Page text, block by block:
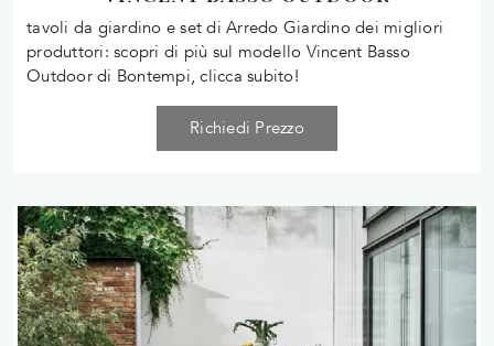
tavoli da giardino e set di Arredo Giardino dei migliori
produttori: scopri di più sul modello Vincent Basso
Outdoor di Bontempi, clicca subito!
Richiedi Prezzo